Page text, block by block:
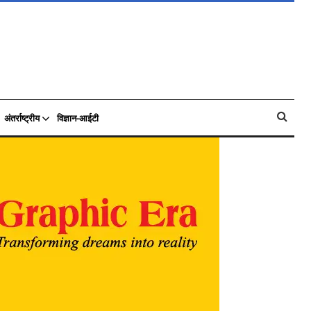
अंतर्राष्ट्रीय विज्ञान-आईटी